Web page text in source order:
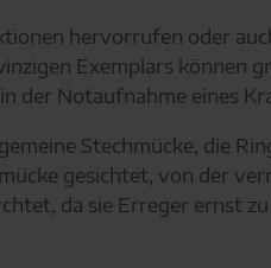
hervorrufen oder
Exemplars können
der Notaufnahme eines
Stechmücke, die
gesichtet, von der
da sie Erreger ernst